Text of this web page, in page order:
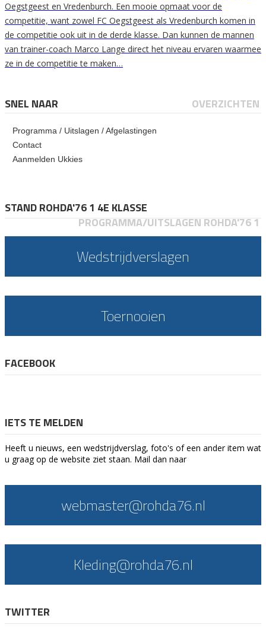
Oegstgeest en Vredenburch. Een mooie opmaat voor de
competitie, want zowel FC Oegstgeest als Vredenburch komen in
de competitie ook uit in de derde klasse. Dan kunnen de mannen
van trainer-coach Marco Lange direct het niveau ervaren waarmee
ze in de competitie te maken…
SNEL NAAR OVERZICHTEN
Programma / Uitslagen / Afgelastingen
Contact
Aanmelden Ukkies
STAND ROHDA'76 1 4E KLASSE
PROGRAMMA/UITSLAGEN ROHDA'76 1
Wedstrijdverslagen
Toernooien
FACEBOOK
IETS TE MELDEN
Heeft u nieuws, een wedstrijdverslag, foto's of een ander item wat
u graag op de website ziet staan. Mail dan naar
webmaster@rohda76.nl
Kleding@rohda76.nl
TWITTER